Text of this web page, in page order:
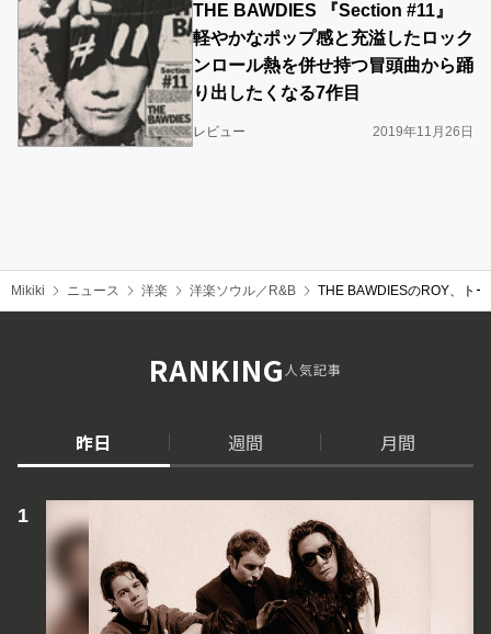
THE BAWDIES 『Section #11』
軽やかなポップ感と充溢したロック
ンロール熱を併せ持つ冒頭曲から踊
り出したくなる7作目
レビュー 2019年11月26日
Mikiki ニュース 洋楽 洋楽ソウル／R&B THE BAWDIESのROY、ト
RANKING人気記事
昨日 週間 月間